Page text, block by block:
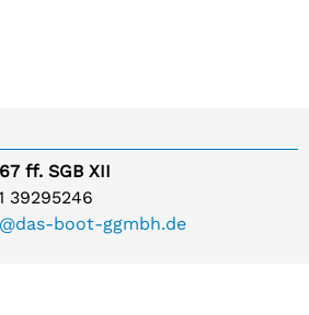
ff. SGB XII
39295246
boot-ggmbh.de